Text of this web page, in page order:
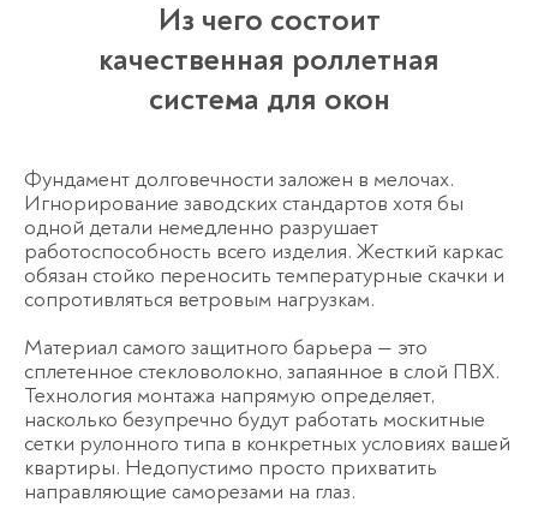
Из чего состоит
качественная роллетная
система для окон
Фундамент долговечности заложен в мелочах.
Игнорирование заводских стандартов хотя бы
одной детали немедленно разрушает
работоспособность всего изделия. Жесткий каркас
обязан стойко переносить температурные скачки и
сопротивляться ветровым нагрузкам.
Материал самого защитного барьера — это
сплетенное стекловолокно, запаянное в слой ПВХ.
Технология монтажа напрямую определяет,
насколько безупречно будут работать москитные
сетки рулонного типа в конкретных условиях вашей
квартиры. Недопустимо просто прихватить
направляющие саморезами на глаз.